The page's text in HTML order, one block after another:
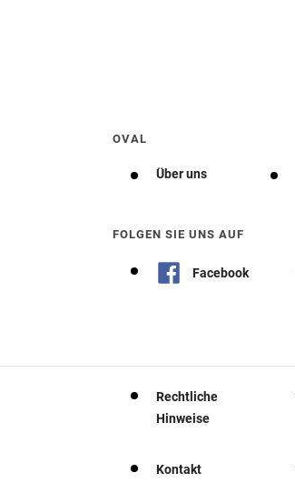
OVAL
Über uns
FOLGEN SIE UNS AUF
Facebook
Rechtliche
Hinweise
Kontakt